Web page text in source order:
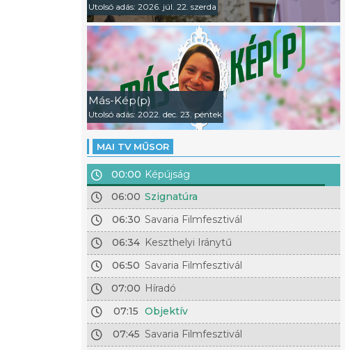
Utolsó adás: 2026. júl. 22. szerda
Más-Kép(p)
Utolsó adás: 2022. dec. 23. péntek
MAI TV MŰSOR
00:00 Képújság
06:00 Szignatúra
06:30 Savaria Filmfesztivál
06:34 Keszthelyi Iránytű
06:50 Savaria Filmfesztivál
07:00 Híradó
07:15 Objektív
07:45 Savaria Filmfesztivál